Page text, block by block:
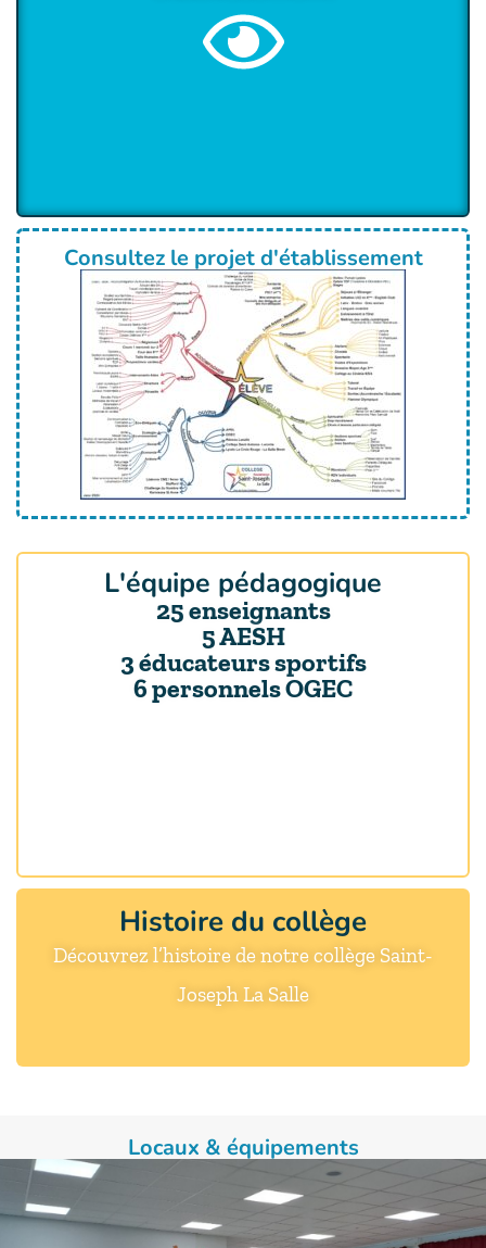
Consultez le projet d'établissement
L'équipe pédagogique
25 enseignants
5 AESH
3 éducateurs sportifs
6 personnels OGEC
Histoire du collège
Découvrez l’histoire de notre collège Saint-
Joseph La Salle
Locaux & équipements